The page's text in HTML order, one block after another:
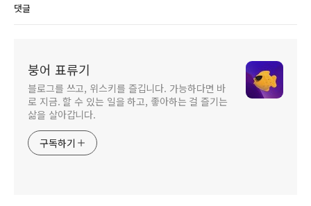
댓글
붕어 표류기
블로그를 쓰고, 위스키를 즐깁니다. 가능하다면 바
로 지금. 할 수 있는 일을 하고, 좋아하는 걸 즐기는
삶을 살아갑니다.
구독하기